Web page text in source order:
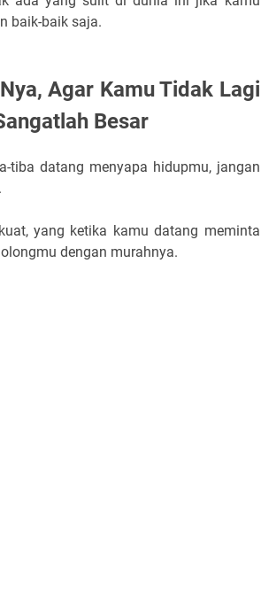
baik-baik saja.
Agar Kamu Tidak Lagi
Besar
tiba datang menyapa hidupmu, jangan
yang ketika kamu datang meminta
dengan murahnya.